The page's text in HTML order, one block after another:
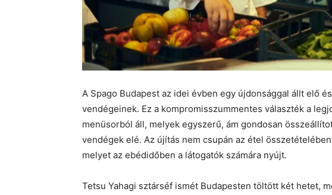
A Spago Budapest az idei évben egy újdonsággal állt elő
vendégeinek. Ez a kompromisszummentes választék a
menüsorból áll, melyek egyszerű, ám gondosan
vendégek elé. Az újítás nem csupán az étel
melyet az ebédidőben a látogatók számára nyújt.
Tetsu Yahagi sztárséf ismét Budapesten töltött két hetet,